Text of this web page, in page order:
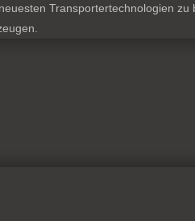
Transportertechnologien